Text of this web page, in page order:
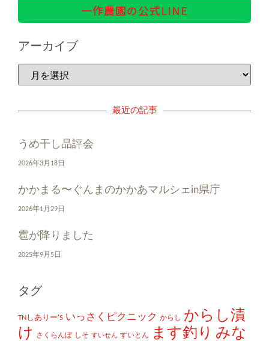
一作農園の公式LINE
アーカイブ
最近の記事
うめ干し品評会
2026年3月18日
かかまる〜ぐんまのかかあマルシェin県庁
2026年1月29日
雹が降りました
2025年9月5日
タグ
TNしありー'S いっさくピクニック からし からし漬
け
さくらんぼ しそ すいせん すいとん ます釣り みな